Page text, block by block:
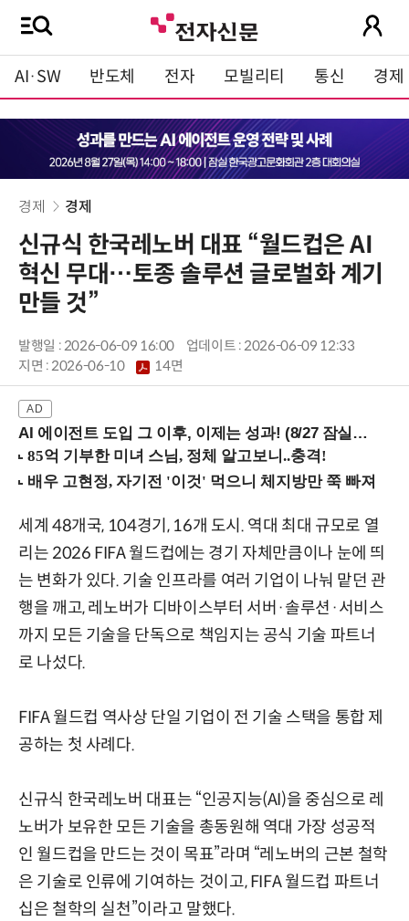
AI·SW 반도체 전자 모빌리티 통신 경제
경제 경제
신규식 한국레노버 대표 “월드컵은 AI
혁신 무대…토종 솔루션 글로벌화 계기
만들 것”
발행일 : 2026-06-09 16:00
업데이트 : 2026-06-09 12:33
지면 :2026-06-10 14면
AI 에이전트 도입 그 이후, 이제는 성과! (8/27 잠실역)
세계 48개국, 104경기, 16개 도시. 역대 최대 규모로 열
리는 2026 FIFA 월드컵에는 경기 자체만큼이나 눈에 띄
는 변화가 있다. 기술 인프라를 여러 기업이 나눠 맡던 관
행을 깨고, 레노버가 디바이스부터 서버·솔루션·서비스
까지 모든 기술을 단독으로 책임지는 공식 기술 파트너
로 나섰다.
FIFA 월드컵 역사상 단일 기업이 전 기술 스택을 통합 제
공하는 첫 사례다.
신규식 한국레노버 대표는 “인공지능(AI)을 중심으로 레
노버가 보유한 모든 기술을 총동원해 역대 가장 성공적
인 월드컵을 만드는 것이 목표”라며 “레노버의 근본 철학
은 기술로 인류에 기여하는 것이고, FIFA 월드컵 파트너
십은 철학의 실천”이라고 말했다.